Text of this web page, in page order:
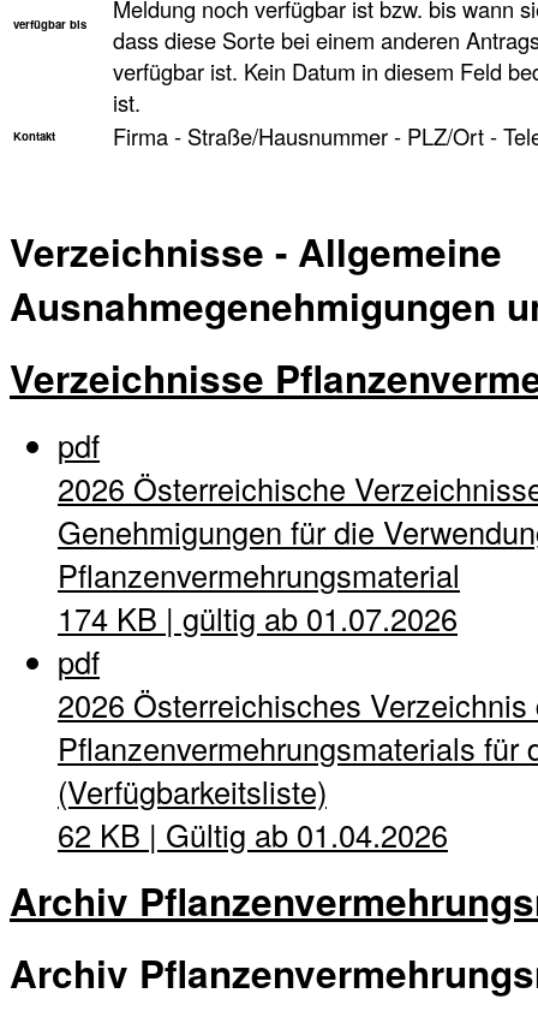
verfügbar bis
Meldung noch verfügbar ist bzw. bis wann
dass diese Sorte bei einem anderen
verfügbar ist. Kein Datum in diesem Feld
ist.
Kontakt Firma - Straße/Hausnummer - PLZ/Ort -
Verzeichnisse - Allgemeine
Ausnahmegenehmigungen
Verzeichnisse
pdf
2026 Österreichische
Genehmigungen für die
Pflanzenvermehrungsmaterial
174 KB | gültig ab 01.07.2026
pdf
2026 Österreichisches
Pflanzenvermehrungsmaterials
(Verfügbarkeitsliste)
62 KB | Gültig ab 01.04.2026
Archiv
Archiv